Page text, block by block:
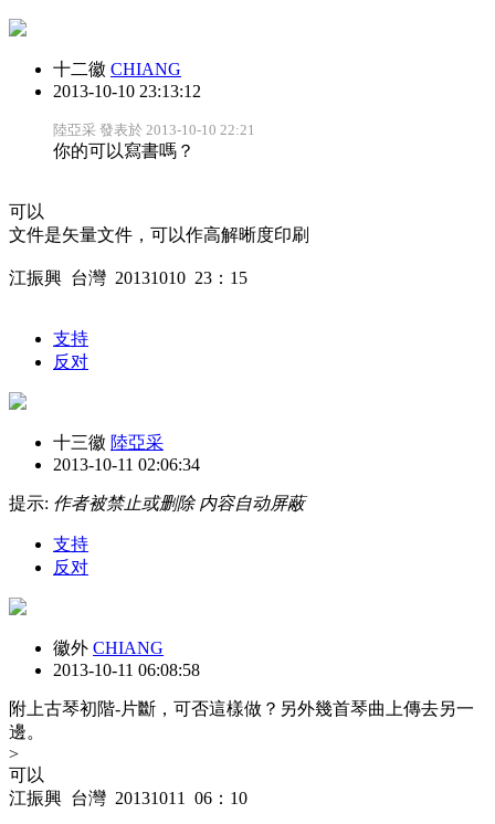
十二徽 CHIANG
2013-10-10 23:13:12
陸亞采 發表於 2013-10-10 22:21
你的可以寫書嗎？
可以
文件是矢量文件，可以作高解晰度印刷
江振興 台灣 20131010 23：15
支持
反对
十三徽 陸亞采
2013-10-11 02:06:34
提示: 作者被禁止或删除 内容自动屏蔽
支持
反对
徽外 CHIANG
2013-10-11 06:08:58
附上古琴初階-片斷，可否這樣做？另外幾首琴曲上傳去另一
邊。
>
可以
江振興 台灣 20131011 06：10